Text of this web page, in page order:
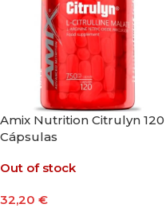
Amix Nutrition Citrulyn 120
Cápsulas
Out of stock
32,20 €